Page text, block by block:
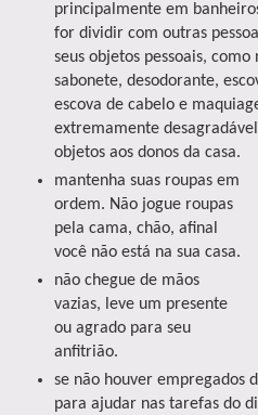
principalmente em
for dividir com outras
seus objetos pessoais, como
sabonete, desodorante,
escova de cabelo e
extremamente
objetos aos donos da casa.
mantenha suas roupas em
ordem. Não jogue roupas
pela cama, chão, afinal
você não está na sua casa.
não chegue de mãos
vazias, leve um presente
ou agrado para seu
anfitrião.
se não houver empregados
para ajudar nas tarefas do